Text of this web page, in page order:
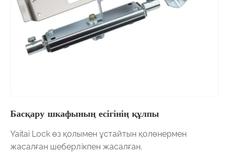
Басқару шкафының есігінің құлпы
Yaitai Lock өз қолымен ұстайтын қолөнермен
жасалған шеберлікпен жасалған.